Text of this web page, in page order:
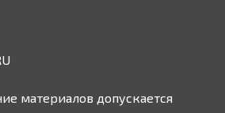
материалов допускается